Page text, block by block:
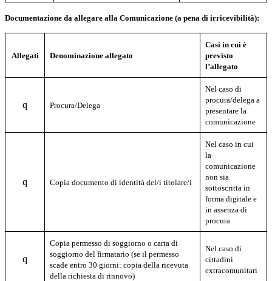
Documentazione da allegare alla Comunicazione (a pena di irricevibilità):
Allegati Denominazione allegato
Casi in cui è
previsto
l’allegato
q Procura/Delega
Nel caso di
procura/delega a
presentare la
comunicazione
q Copia documento di identità del/i titolare/i
Nel caso in cui
la
comunicazione
non sia
sottoscritta in
forma digitale e
in assenza di
procura
q
Copia permesso di soggiorno o carta di
soggiorno del firmatario (se il permesso
scade entro 30 giorni: copia della ricevuta
della richiesta di rinnovo)
Nel caso di
cittadini
extracomunitari